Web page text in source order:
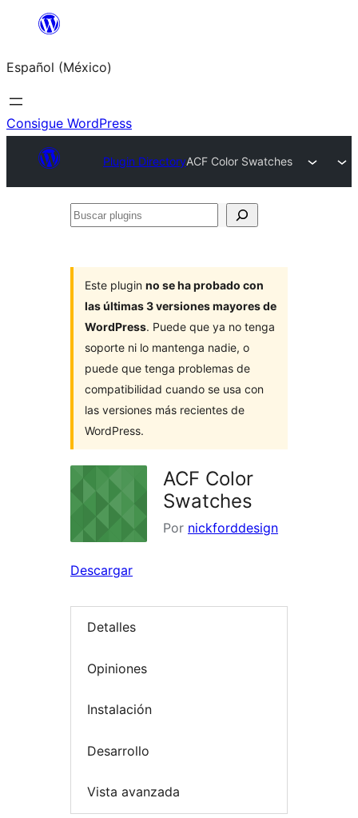
Saltar
contenido
Español (México)
Consigue WordPress
Plugin DirectoryACF Color Swatches
Buscar
Este plugin no se ha probado con
las últimas 3 versiones mayores de
WordPress. Puede que ya no tenga
soporte ni lo mantenga nadie, o
puede que tenga problemas de
compatibilidad cuando se usa con
las versiones más recientes de
WordPress.
ACF Color
Swatches
Por nickforddesign
Descargar
Detalles
Opiniones
Instalación
Desarrollo
Vista avanzada